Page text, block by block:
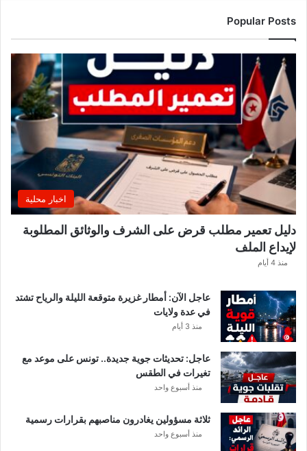
Popular Posts
اخبار محلية
دليل تعمير مطلب قرض على الشرف والوثائق المطلوبة
لإيداع الملف
منذ 4 أيام
عاجل الآن: أمطار غزيرة متوقعة الليلة والرياح تشتد
في عدة ولايات
منذ 3 أيام
عاجل: تحديثات جوية جديدة.. تونس على موعد مع
تغيرات في الطقس
منذ أسبوع واحد
ثلاثة مسؤولين يغادرون مناصبهم بقرارات رسمية
منذ أسبوع واحد